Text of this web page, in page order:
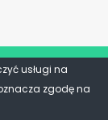
usługi na
zgodę na